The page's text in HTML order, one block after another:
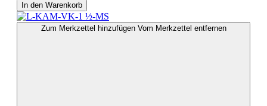
In den Warenkorb
Zum Merkzettel hinzufügen Vom Merkzettel entfernen